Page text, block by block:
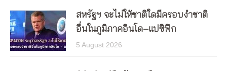
สหรัฐฯ จะไม่ให้ชาติใดมีครอบงำชาติ
อื่นในภูมิภาคอินโด–แปซิฟิก
5 August 2026